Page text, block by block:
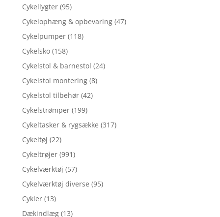
Cykellygter (95)
Cykelophæng & opbevaring (47)
Cykelpumper (118)
Cykelsko (158)
Cykelstol & barnestol (24)
Cykelstol montering (8)
Cykelstol tilbehør (42)
Cykelstrømper (199)
Cykeltasker & rygsække (317)
Cykeltøj (22)
Cykeltrøjer (991)
Cykelværktøj (57)
Cykelværktøj diverse (95)
Cykler (13)
Dækindlæg (13)